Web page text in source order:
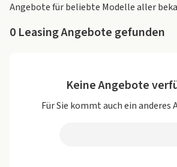
Angebote für beliebte Modelle aller
0 Leasing Angebote gefunden
Keine Angebote
Für Sie kommt auch ein anderes